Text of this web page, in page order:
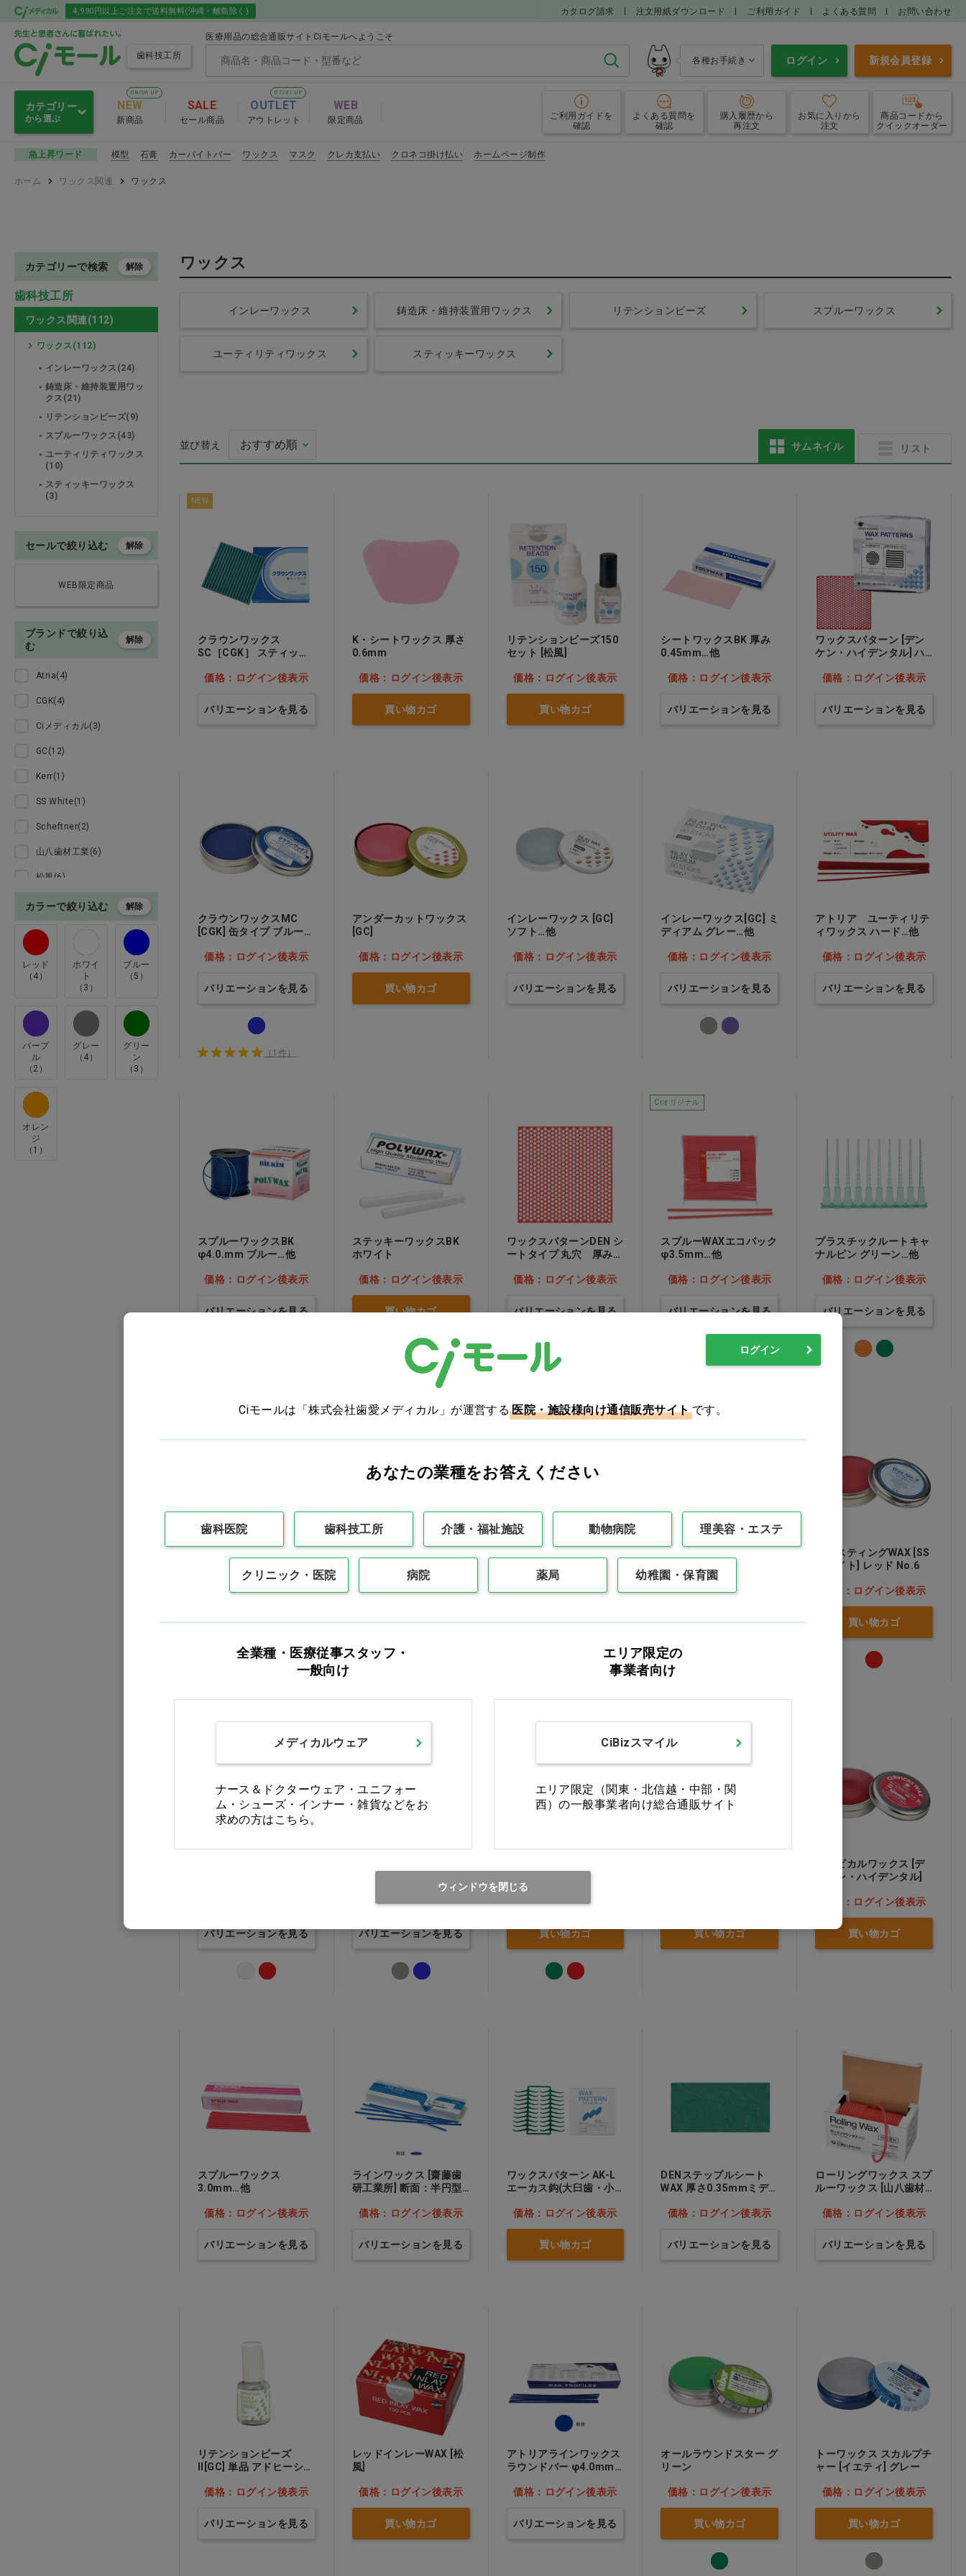
4,990円以上ご注文で送料無料(沖縄・離島除く) カタログ請求 注文用紙ダウンロード ご利用ガイド よくある質問 お問い合わせ
歯科技工所
医療用品の総合通販サイトCiモールへようこそ
検索 各種お手続き ログイン 新規会員登録
カテゴリー
から選ぶ
ＣＡＤ／ＣＡＭシステム・ミ
拡大鏡・ゴーグル
石こう関連
埋没材・鋳造関連
模型製作
ワックス関連
切削・研磨
ジン材料
貴金属・技工指示書
ジルコニア・ＣＡＤ／ＣＡＭ
マウスガード・矯正
作関連
飲食・雑貨・白衣
訳あり
歯科用商品
ＣＡＤ／ＣＡＭシステム・ミリングバー
08/06 UP
NEW
新商品
SALE
セール商品
07/31 UP
OUTLET
アウトレット
WEB
限定商品 ご利用ガイド を
確認
よくある質問を
確認
購入履歴から
再注文
お気に入り から
注文
商品コードから
クイックオーダー
急上昇ワード 模型 石膏 カーバイトバー ワックス マスク クレカ支払い クロネコ掛け払い ホームページ制作
ホーム ワックス関連 ワックス
ワックス
インレーワックス 鋳造床・維持装置用ワックス リテンションビーズ スプルーワックス
ユーティリティワックス スティッキーワックス
並び替え サムネイル リスト
NEW
クラウンワックス
SC［CGK］ スティック
価格：ログイン後表示
バリエーションを見る
K・シートワックス 厚さ
0.6mm
価格：ログイン後表示
買い物カゴ
リテンションビーズ150
セット [松風]
価格：ログイン後表示
買い物カゴ
シートワックスBK 厚み
0.45mm…他
価格：ログイン後表示
バリエーションを見る
ワックスパターン [デン
ケン・ハイデンタル] ハ
価格：ログイン後表示
バリエーションを見る
クラウンワックスMC
[CGK] 缶タイプ ブルー…
価格：ログイン後表示
バリエーションを見る
（1件）
アンダーカットワックス
[GC]
価格：ログイン後表示
買い物カゴ
インレーワックス [GC]
ソフト…他
価格：ログイン後表示
バリエーションを見る
インレーワックス[GC] ミ
ディアム グレー…他
価格：ログイン後表示
バリエーションを見る
アトリア ユーティリテ
ィワックス ハード…他
価格：ログイン後表示
バリエーションを見る
スプルーワックスBK
φ4.0.mm ブルー…他
価格：ログイン後表示
バリエーションを見る
ステッキーワックスBK
ホワイト
価格：ログイン後表示
買い物カゴ
ワックスパターンDEN シ
ートタイプ 丸穴 厚み
価格：ログイン後表示
バリエーションを見る
Ciオリジナル
スプルーWAXエコパック
φ3.5mm…他
価格：ログイン後表示
バリエーションを見る
プラスチックルートキャ
ナルピン グリーン…他
価格：ログイン後表示
バリエーションを見る
クラスプパターンWAX
価格：ログイン後表示
バリエーションを見る
ビーズペン [松風]
価格：ログイン後表示
買い物カゴ
プロユーティリティーワ
ング ソフト…他
価格：ログイン後表示
バリエーションを見る
K・ステッキーワックス
価格：ログイン後表示
買い物カゴ
キャスティングWAX [SS
ホワイト] レッド No.6
価格：ログイン後表示
買い物カゴ
バリエーションを見る
価格：ログイン後表示
バリエーションを見る
価格：ログイン後表示
買い物カゴ 買い物カゴ
サービカルワックス [デ
ンケン・ハイデンタル]
価格：ログイン後表示
買い物カゴ
スプルーワックス
3.0mm…他
価格：ログイン後表示
バリエーションを見る
ラインワックス [齋藤歯
研工業所] 断面：半円型
他価格：ログイン後表示
バリエーションを見る
ワックスパターン AK-L
エーカス鈎(大臼歯・小
価格：ログイン後表示
買い物カゴ
DENステップルシート
WAX 厚さ0.35mmミデ
価格：ログイン後表示
バリエーションを見る
ローリングワックス スプ
ルーワックス [山八歯材
価格：ログイン後表示
バリエーションを見る
リテンションビーズ
II[GC] 単品 アドヒーシブ
価格：ログイン後表示
バリエーションを見る
レッドインレーWAX [松
風]
価格：ログイン後表示
買い物カゴ
アトリアラインワックス
ラウンドバー φ4.0mm…
価格：ログイン後表示
バリエーションを見る
オールラウンドスター グ
リーン
価格：ログイン後表示
買い物カゴ
トーワックス スカルプチ
ャー [イエティ] グレー
価格：ログイン後表示
買い物カゴ
カテゴリーで検索 解除
歯科技工所
ワックス関連(112)
ワックス(112)
インレーワックス(24)
鋳造床・維持装置用ワッ
クス(21)
リテンションビーズ(9)
スプルーワックス(43)
ユーティリティワックス
(10)
スティッキーワックス
(3)
セールで絞り込む 解除
WEB限定商品
ブランドで絞り込
む
解除
Atria(4)
CGK(4)
Ciメディカル(3)
GC(12)
Kerr(1)
SS White(1)
Scheftner(2)
山八歯材工業(6)
松風(6)
石福金属興業(4)
齋藤歯研工業所(20)
ｲｴﾃｨ(1)
ｸｴｽﾄ(8)
カラーで絞り込む 解除
レッド
（4）
ホワイ
ト
（3）
ブルー
（5）
パープ
ル
（2）
グレー
（4）
グリー
ン
（3）
オレン
ジ
（1）
ログイン
Ciモールは「株式会社歯愛メディカル」が運営する医院・施設様向け通信販売サイトです。
あなたの業種をお答えください
歯科医院 歯科技工所 介護・福祉施設 動物病院 理美容・エステ
クリニック・医院 病院 薬局 幼稚園・保育園
全業種・医療従事スタッフ・
一般向け
メディカルウェア
ナース＆ドクターウェア・ユニフォー
ム・シューズ・インナー・雑貨などをお
求めの方はこちら。
エリア限定の
事業者向け
CiBizスマイル
エリア限定（関東・北信越・中部・関
西）の一般事業者向け総合通販サイト
ウィンドウを閉じる